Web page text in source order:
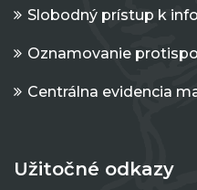
Slobodný prístup k
Oznamovanie
Centrálna evidencia
Užitočné odkazy